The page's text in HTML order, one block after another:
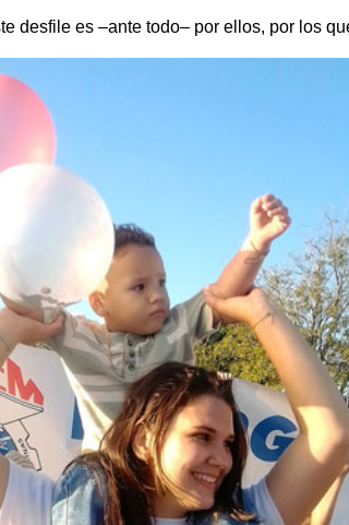
desfile es –ante todo– por ellos, por los